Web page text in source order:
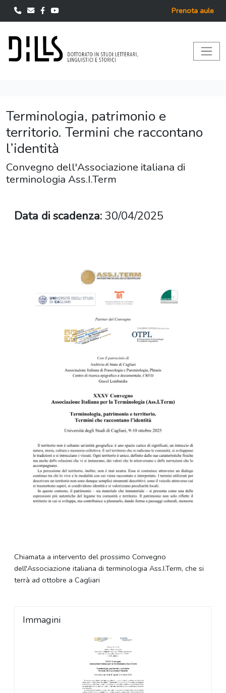
Prenota aule
Terminologia, patrimonio e
territorio. Termini che raccontano
l’identità
Convegno dell'Associazione italiana di
terminologia Ass.I.Term
Data di scadenza:30/04/2025
Chiamata a intervento del prossimo Convegno
dell'Associazione italiana di terminologia Ass.I.Term, che si
terrà ad ottobre a Cagliari
Immagini